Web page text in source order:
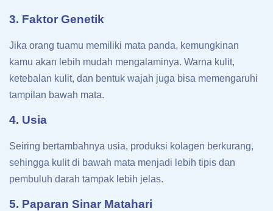
3. Faktor Genetik
Jika orang tuamu memiliki mata panda, kemungkinan
kamu akan lebih mudah mengalaminya. Warna kulit,
ketebalan kulit, dan bentuk wajah juga bisa memengaruhi
tampilan bawah mata.
4. Usia
Seiring bertambahnya usia, produksi kolagen berkurang,
sehingga kulit di bawah mata menjadi lebih tipis dan
pembuluh darah tampak lebih jelas.
5. Paparan Sinar Matahari